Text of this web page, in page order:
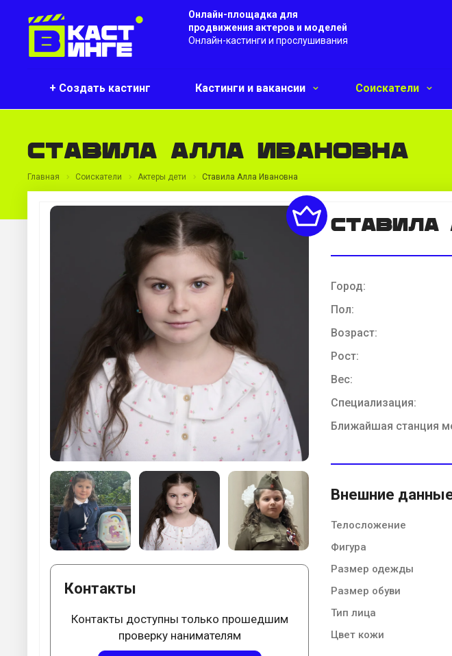
Онлайн-площадка для
продвижения актеров и моделей
Онлайн-кастинги и прослушивания
+ Создать кастинг Кастинги и вакансии Соискатели
Ставила Алла Ивановна
Главная Соискатели Актеры дети Ставила Алла Ивановна
Контакты
Контакты доступны только прошедшим
проверку нанимателям
Ставила
Город:
Пол:
Возраст:
Рост:
Вес:
Специализация:
Ближайшая станция
Внешние
Телосложение
Фигура
Размер одежды
Размер обуви
Тип лица
Цвет кожи